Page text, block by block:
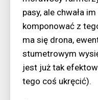
pasy, ale chwała
komponować z
ma się drona,
stumetrowym
jest już tak
tego coś ukręcić).